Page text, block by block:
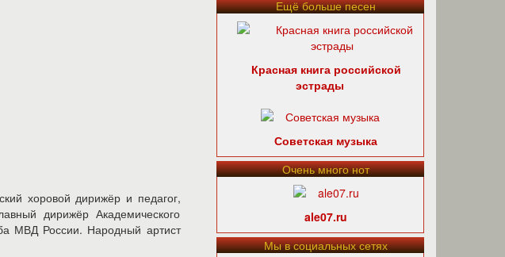
хоровой дирижёр и педагог,
дирижёр Академического
МВД России. Народный артист
Ещё больше песен
Красная книга российской
эстрады
Советская музыка
Очень много нот
ale07.ru
Мы в социальных сетях